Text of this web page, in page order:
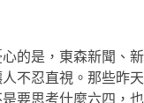
的是，東森新聞、新
不忍直視。那些昨天
要思考什麼六四，也